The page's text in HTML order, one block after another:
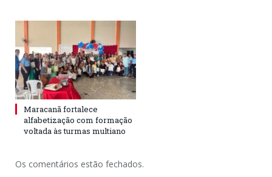
Maracanã fortalece
alfabetização com formação
voltada às turmas multiano
Os comentários estão fechados.